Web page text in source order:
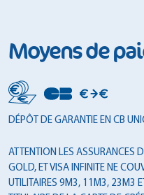
Moyens de
DÉPÔT DE GARANTIE EN CB
ATTENTION LES ASSURANCES
GOLD, ET VISA INFINITE NE
UTILITAIRES 9M3, 11M3, 23M3